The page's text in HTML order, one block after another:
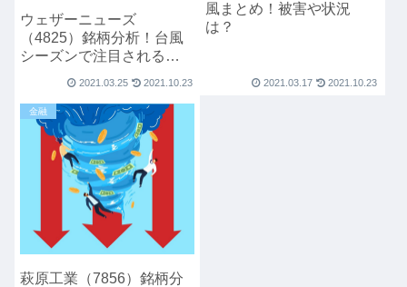
ウェザーニューズ
（4825）銘柄分析！台風
シーズンで注目される世
2021.03.25 2021.10.23
風まとめ！被害や状況
は？
2021.03.17 2021.10.23
金融
萩原工業（7856）銘柄分